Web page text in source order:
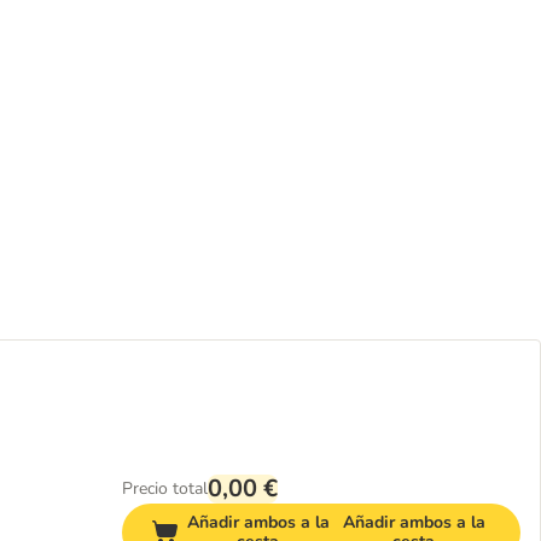
Precio total0,00 €
Añadir ambos a la
Añadir ambos a la